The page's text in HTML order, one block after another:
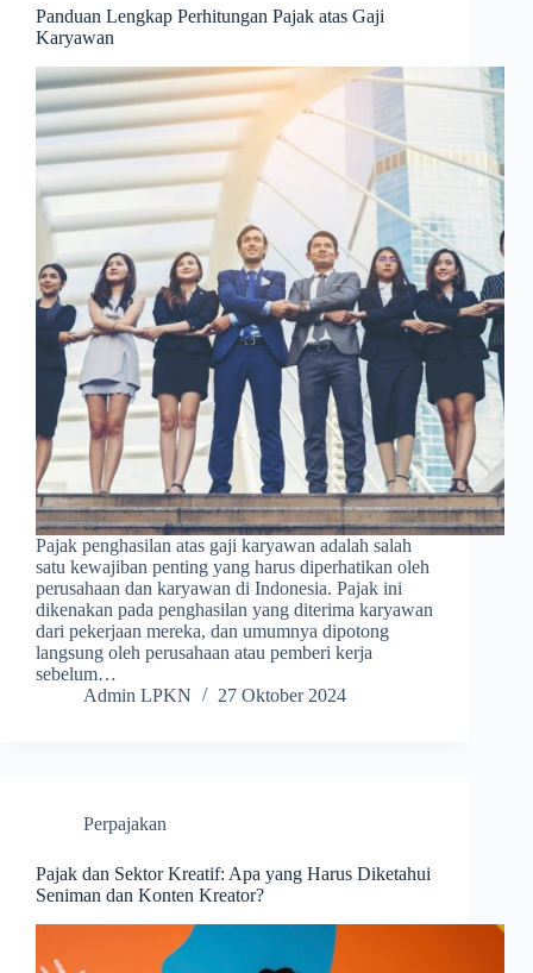
Panduan Lengkap Perhitungan Pajak atas Gaji
Karyawan
Pajak penghasilan atas gaji karyawan adalah salah
satu kewajiban penting yang harus diperhatikan oleh
perusahaan dan karyawan di Indonesia. Pajak ini
dikenakan pada penghasilan yang diterima karyawan
dari pekerjaan mereka, dan umumnya dipotong
langsung oleh perusahaan atau pemberi kerja
sebelum…
Admin LPKN
27 Oktober 2024
Perpajakan
Pajak dan Sektor Kreatif: Apa yang Harus Diketahui
Seniman dan Konten Kreator?